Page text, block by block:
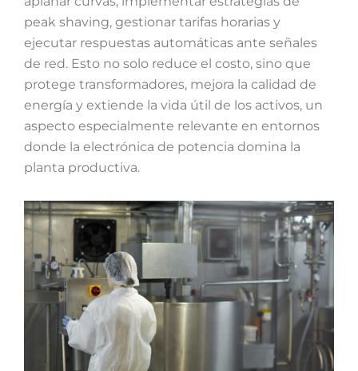
peak shaving, gestionar tarifas horarias y
ejecutar respuestas automáticas ante señales
de red. Esto no solo reduce el costo, sino que
protege transformadores, mejora la calidad de
energía y extiende la vida útil de los activos, un
aspecto especialmente relevante en entornos
donde la electrónica de potencia domina la
planta productiva.